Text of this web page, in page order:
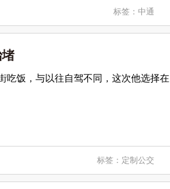
标签： 中通
吃饭，与以往自驾不同，这次他选择在
标签： 定制公交